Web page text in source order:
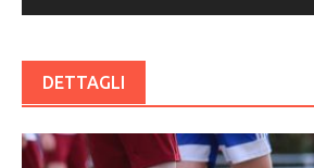
DETTAGLI